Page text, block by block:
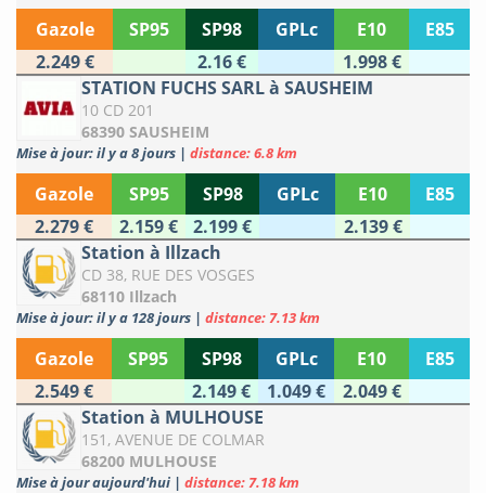
Gazole SP95 SP98 GPLc E10
E85
2.249 €
2.16 €
1.998 €
STATION FUCHS SARL à SAUSHEIM
10 CD 201
68390 SAUSHEIM
Mise à jour: il y a 8 jours | distance: 6.8 km
Gazole SP95 SP98 GPLc E10
E85
2.279 €
2.159 € 2.199 €
2.139 €
Station à Illzach
CD 38, RUE DES VOSGES
68110 Illzach
Mise à jour: il y a 128 jours | distance: 7.13 km
Gazole SP95 SP98 GPLc E10
E85
2.549 €
2.149 € 1.049 €
2.049 €
Station à MULHOUSE
151, AVENUE DE COLMAR
68200 MULHOUSE
Mise à jour aujourd'hui | distance: 7.18 km